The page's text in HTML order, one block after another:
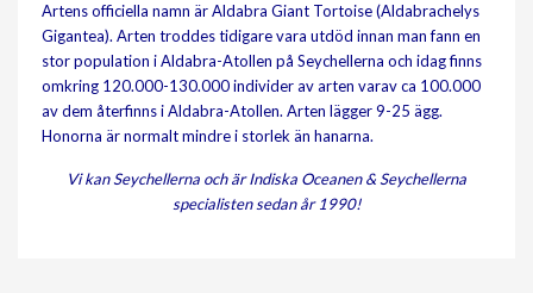
Artens officiella namn är Aldabra Giant Tortoise (Aldabrachelys
Gigantea). Arten troddes tidigare vara utdöd innan man fann en
stor population i Aldabra-Atollen på Seychellerna och idag finns
omkring 120.000-130.000 individer av arten varav ca 100.000
av dem återfinns i Aldabra-Atollen. Arten lägger 9-25 ägg.
Honorna är normalt mindre i storlek än hanarna.
Vi kan Seychellerna och är Indiska Oceanen & Seychellerna
specialisten sedan år 1990!